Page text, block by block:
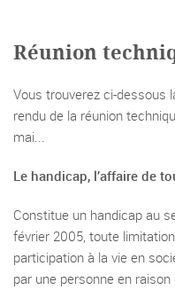
Réunion
Vous trouverez ci-dessous
rendu de la réunion
mai...
Le handicap, l’affaire de
Constitue un handicap au
février 2005, toute
participation à la vie en
par une personne en